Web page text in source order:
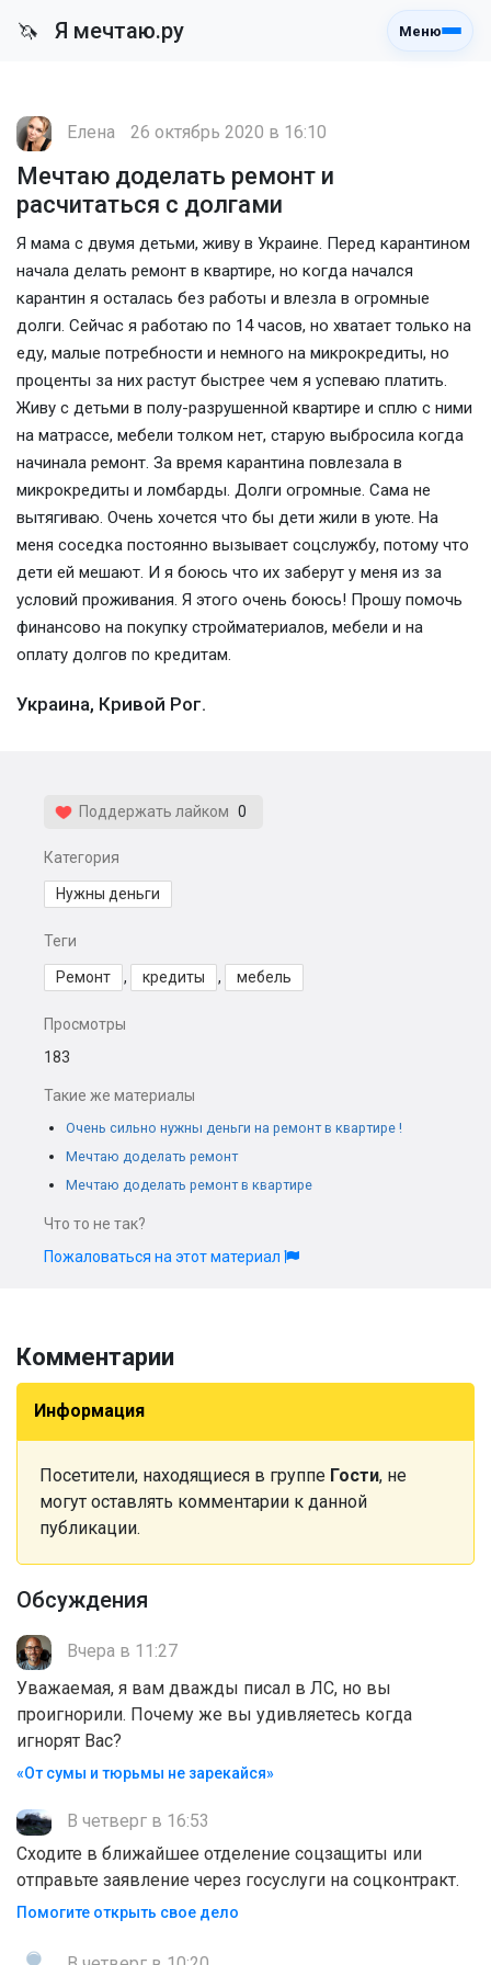
🦄 Я мечтаю.ру Меню
Елена 26 октябрь 2020 в 16:10
Мечтаю доделать ремонт и
расчитаться с долгами
Я мама с двумя детьми, живу в Украине. Перед карантином
начала делать ремонт в квартире, но когда начался
карантин я осталась без работы и влезла в огромные
долги. Сейчас я работаю по 14 часов, но хватает только на
еду, малые потребности и немного на микрокредиты, но
проценты за них растут быстрее чем я успеваю платить.
Живу с детьми в полу-разрушенной квартире и сплю с ними
на матрассе, мебели толком нет, старую выбросила когда
начинала ремонт. За время карантина повлезала в
микрокредиты и ломбарды. Долги огромные. Сама не
вытягиваю. Очень хочется что бы дети жили в уюте. На
меня соседка постоянно вызывает соцслужбу, потому что
дети ей мешают. И я боюсь что их заберут у меня из за
условий проживания. Я этого очень боюсь! Прошу помочь
финансово на покупку стройматериалов, мебели и на
оплату долгов по кредитам.
Украина, Кривой Рог.
Поддержать лайком 0
Категория
Нужны деньги
Теги
Ремонт , кредиты , мебель
Просмотры
183
Такие же материалы
Очень сильно нужны деньги на ремонт в квартире !
Мечтаю доделать ремонт
Мечтаю доделать ремонт в квартире
Что то не так?
Пожаловаться на этот материал
Комментарии
Информация
Посетители, находящиеся в группе Гости, не
могут оставлять комментарии к данной
публикации.
Обсуждения
Вчера в 11:27
Уважаемая, я вам дважды писал в ЛС, но вы
проигнорили. Почему же вы удивляетесь когда
игнорят Вас?
«От сумы и тюрьмы не зарекайся»
В четверг в 16:53
Сходите в ближайшее отделение соцзащиты или
отправьте заявление через госуслуги на соцконтракт.
Помогите открыть свое дело